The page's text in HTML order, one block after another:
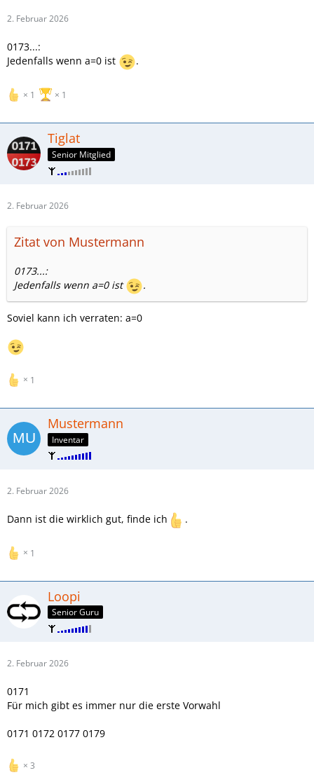
2. Februar 2026
0173...:
Jedenfalls wenn a=0 ist
.
1 1
Tiglat
Senior Mitglied
2. Februar 2026
Zitat von Mustermann
0173...:
Jedenfalls wenn a=0 ist
.
Soviel kann ich verraten: a=0
1
Mustermann
Inventar
2. Februar 2026
Dann ist die wirklich gut, finde ich .
1
Loopi
Senior Guru
2. Februar 2026
0171
Für mich gibt es immer nur die erste Vorwahl
0171 0172 0177 0179
3